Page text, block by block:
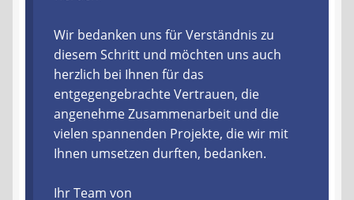
Gutschein
Batterien- und Akku Verordnung
Elektro- und Elektronikgeräte Verordnung
Wir bedanken uns für Verständnis zu
diesem Schritt und möchten uns auch
herzlich bei Ihnen für das
entgegengebrachte Vertrauen, die
angenehme Zusammenarbeit und die
vielen spannenden Projekte, die wir mit
Ihnen umsetzen durften, bedanken.
Ihr Team von